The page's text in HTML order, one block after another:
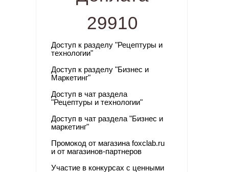
29910
Доступ к разделу "Рецептуры и
технологии"
Доступ к разделу "Бизнес и
Маркетинг"
Доступ в чат раздела
"Рецептуры и технологии"
Доступ в чат раздела "Бизнес и
маркетинг"
Промокод от магазина foxclab.ru
и от магазинов-партнеров
Участие в конкурсах с ценными